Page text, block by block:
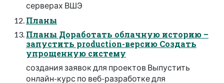
серверах ВШЭ
Планы
Планы Доработать облачную историю –
запустить production-версию Создать
упрощенную систему
создания заявок для проектов Выпустить
онлайн-курс по веб-разработке для